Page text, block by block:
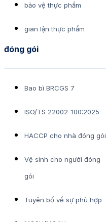
bảo vệ thực phẩm
gian lận thực phẩm
đóng gói
Bao bì BRCGS 7
ISO/TS 22002-100:2025
HACCP cho nhà đóng gói
Vệ sinh cho người đóng
gói
Tuyên bố về sự phù hợp